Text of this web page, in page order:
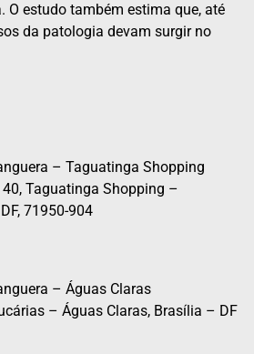
O estudo também estima que, até
da patologia devam surgir no
– Taguatinga Shopping
40, Taguatinga Shopping –
71950-904
– Águas Claras
– Águas Claras, Brasília – DF